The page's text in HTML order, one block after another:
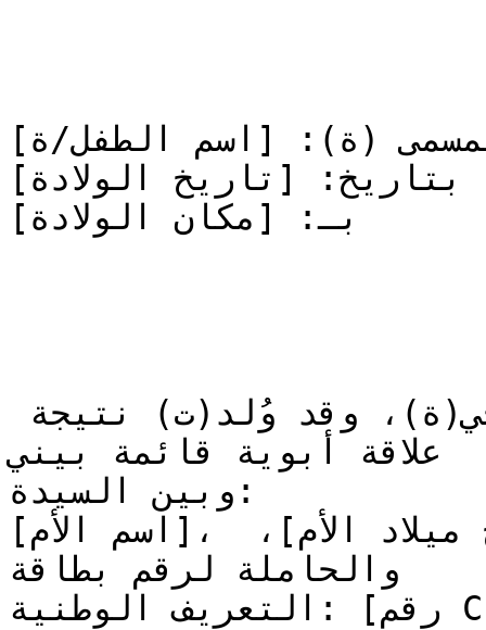
(ة): [اسم الطفل/ة]
[تاريخ الولادة]
بـ: [مكان الولادة]
علاقة أبوية قائمة بيني
وبين السيدة:
[اسم الأم]، المولودة بتاريخ: [تاريخ ميلاد الأم]،
والحاملة لرقم بطاقة
التعريف الوطنية: [رقم CIN الأم].